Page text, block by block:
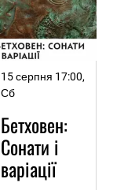
15 серпня 17:00,
Сб
Бетховен:
Сонати і
варіації